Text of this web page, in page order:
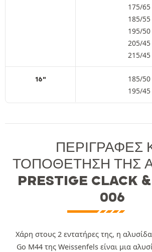
175/65
185/55
195/50
205/45
215/45
16"
185/50
195/45
ΠΕΡΙΓΡΑΦΈΣ
ΤΟΠΟΘΈΤΗΣΗ ΤΗΣ
PRESTIGE CLACK
006
Χάρη στους 2 εντατήρες της, η
Go M44 της Weissenfels είναι μια